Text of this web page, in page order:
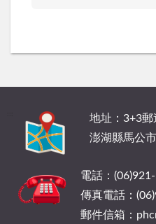
地址：3+3
澎湖縣馬公
電話：
傳真電話：
郵件信箱：